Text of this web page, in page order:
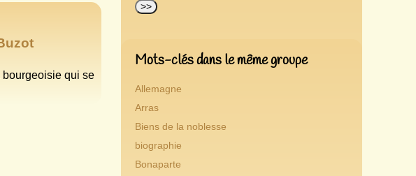
bourgeoisie qui se
Mots-clés dans le même groupe
Allemagne
Arras
Biens de la noblesse
biographie
Bonaparte